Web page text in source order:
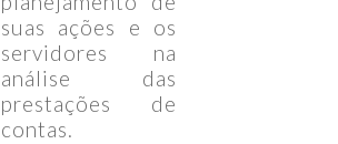
suas ações e os
servidores na
análise das
prestações de
contas.